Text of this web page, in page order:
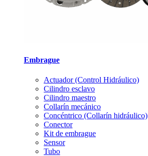
Embrague
Actuador (Control Hidráulico)
Cilindro esclavo
Cilindro maestro
Collarín mecánico
Concéntrico (Collarín hidráulico)
Conector
Kit de embrague
Sensor
Tubo